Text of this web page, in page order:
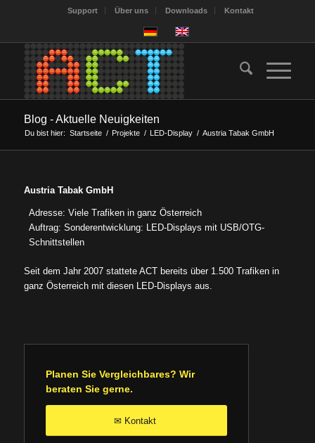
Support Über uns Downloads Kontakt
Blog - Aktuelle Neuigkeiten
Du bist hier: Startseite / Projekte / LED-Display / Austria Tabak GmbH
Austria Tabak GmbH
Adresse: Viele Trafiken in ganz Österreich
Auftrag: Sonderentwicklung: LED-Displays mit USB/OTG-
Schnittstellen
Seit dem Jahr 2007 stattete ACT bereits über 1.500 Trafiken in
ganz Österreich mit diesen LED-Displays aus.
Planen Sie Vergleichbares? Wir
beraten Sie gerne.
✉ Kontakt